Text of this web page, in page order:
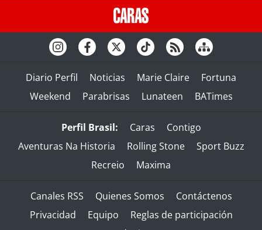
Diario Perfil Noticias Marie Claire
Fortuna
Weekend
Parabrisas Lunateen BATimes
Perfil Brasil: Caras
Contigo
Aventuras Na Historia
Rolling Stone
Sport Buzz
Recreio
Maxima
Canales RSS Quienes Somos
Contáctenos
Privacidad
Equipo
Reglas de participación